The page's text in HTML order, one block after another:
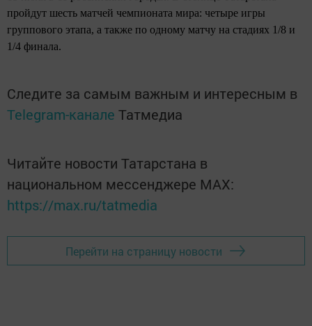
пройдут шесть матчей чемпионата мира: четыре игры
группового этапа, а также по одному матчу на стадиях 1/8 и
1/4 финала.
Следите за самым важным и интересным в
Telegram-канале Татмедиа
Читайте новости Татарстана в
национальном мессенджере MАХ:
https://max.ru/tatmedia
Перейти на страницу новости